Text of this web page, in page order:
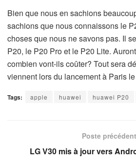
Bien que nous en sachions
sachions que nous connaissons le
choses que nous ne savons pas. Il
P20, le P20 Pro et le P20 Lite.
combien vont-ils coûter? Tout sera
viennent lors du lancement à Paris
Tags: apple huawei huawei P20
Poste précédent
LG V30 mis à jour vers